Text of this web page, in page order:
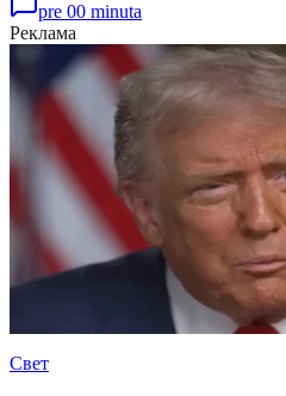
pre 00 minuta
Реклама
Свет